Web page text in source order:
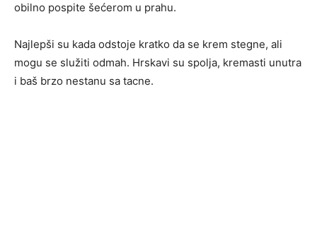
obilno pospite šećerom u prahu.
Najlepši su kada odstoje kratko da se krem stegne, ali
mogu se služiti odmah. Hrskavi su spolja, kremasti unutra
i baš brzo nestanu sa tacne.